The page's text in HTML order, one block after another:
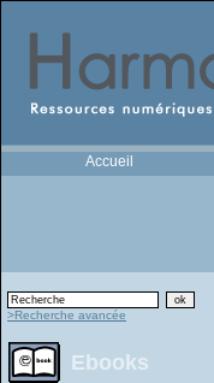
Accueil
>Recherche avancée
Ebooks